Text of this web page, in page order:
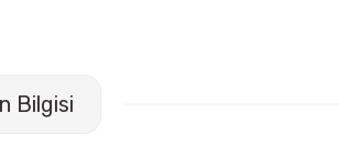
Bilgisi